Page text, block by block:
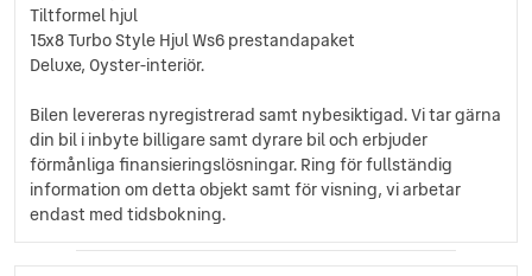
Tiltformel hjul
15x8 Turbo Style Hjul Ws6 prestandapaket
Deluxe, Oyster-interiör.
Bilen levereras nyregistrerad samt nybesiktigad. Vi tar gärna
din bil i inbyte billigare samt dyrare bil och erbjuder
förmånliga finansieringslösningar. Ring för fullständig
information om detta objekt samt för visning, vi arbetar
endast med tidsbokning.